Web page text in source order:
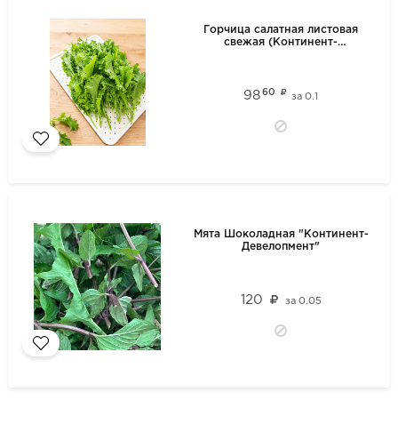
Горчица салатная листовая
свежая (Континент-
98 60 за0.1
Мята Шоколадная "Континент-
Девелопмент"
120 за 0.05